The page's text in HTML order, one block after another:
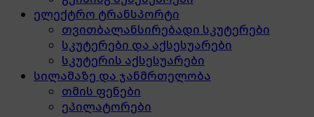
ელექტრო ტრანსპორტი
თვითბალანსირებადი სკუტერები
სკუტერები და აქსესუარები
სკუტერის აქსესუარები
სილამაზე და ჯანმრთელობა
თმის ფენები
ეპილატორები